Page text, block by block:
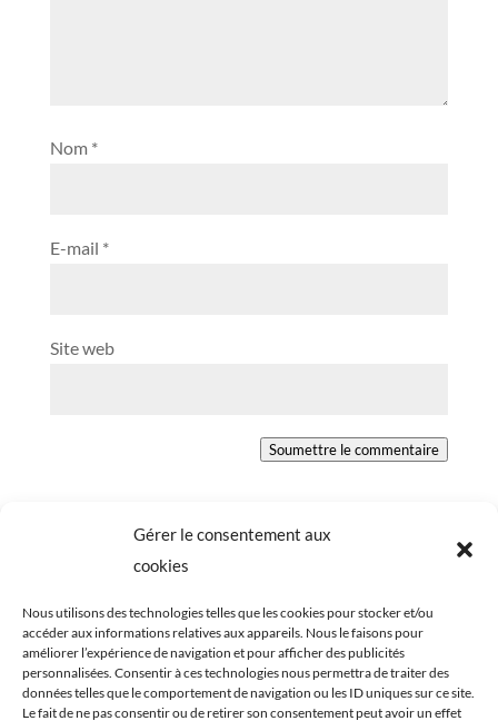
Gérer le consentement aux
cookies
Nous utilisons des technologies telles que les cookies pour stocker et/ou
accéder aux informations relatives aux appareils. Nous le faisons pour
améliorer l’expérience de navigation et pour afficher des publicités
personnalisées. Consentir à ces technologies nous permettra de traiter des
données telles que le comportement de navigation ou les ID uniques sur ce site.
Le fait de ne pas consentir ou de retirer son consentement peut avoir un effet
Nom *
E-mail *
Site web
Soumettre le commentaire